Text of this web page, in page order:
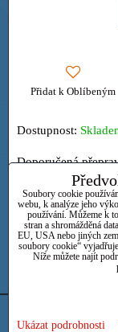
Přidat k Oblíbeným
Dostupnost:
FacebookTwitter
Soubory cookie
webu, k analýze jeho
používání. Můžeme k
stran a shromážděná
EU, USA nebo jiných
soubory cookie“
Níže můžete najít
Ukázat podrobnosti